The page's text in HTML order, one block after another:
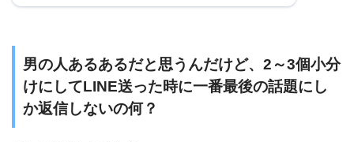
男の人あるあるだと思うんだけど、2～3個小分
けにしてLINE送った時に一番最後の話題にし
か返信しないの何？